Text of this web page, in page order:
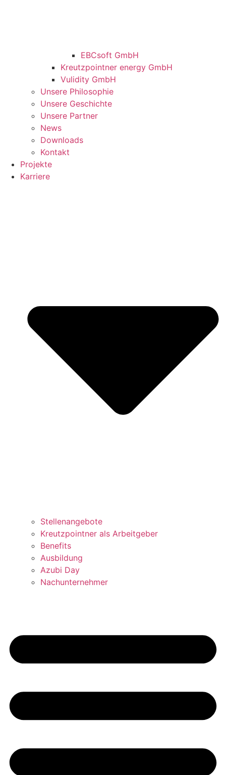
EBCsoft GmbH
Kreutzpointner energy GmbH
Vulidity GmbH
Unsere Philosophie
Unsere Geschichte
Unsere Partner
News
Downloads
Kontakt
Projekte
Karriere
Stellenangebote
Kreutzpointner als Arbeitgeber
Benefits
Ausbildung
Azubi Day
Nachunternehmer